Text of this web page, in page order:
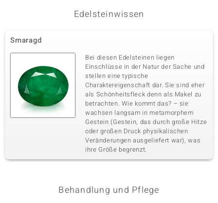
Fünfter Edelstein
Kolumbianischer Smaragd
0,049 ct Rundschliff
Fassung
Krappenfassung
Herkunft
Kolumbien
Sechster Edelstein
Kolumbianischer Smaragd
Anzahl und Größe
2 à 2,2 mm
Schliff
Rundschliff
Edelsteinwissen
Smaragd
Bei diesen Edelsteinen liegen
Einschlüsse in der Natur der Sache und
stellen eine typische
Charaktereigenschaft dar. Sie sind eher
als Schönheitsfleck denn als Makel zu
betrachten. Wie kommt das? – sie
wachsen langsam in metamorphem
Gestein (Gestein, das durch große Hitze
oder großen Druck physikalischen
Veränderungen ausgeliefert war), was
ihre Größe begrenzt.
Behandlung und Pflege